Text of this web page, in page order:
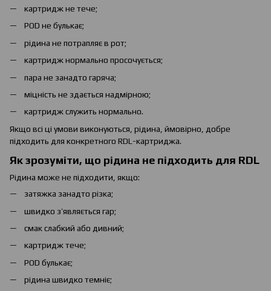
картридж не тече;
POD не булькає;
рідина не потрапляє в рот;
картридж нормально просочується;
пара не занадто гаряча;
міцність не здається надмірною;
картридж служить нормально.
Якщо всі ці умови виконуються, рідина, ймовірно, добре
підходить для конкретного RDL-картриджа.
Як зрозуміти, що рідина не підходить для RDL
Рідина може не підходити, якщо:
затяжка занадто різка;
швидко з’являється гар;
смак слабкий або дивний;
картридж тече;
POD булькає;
рідина швидко темніє;